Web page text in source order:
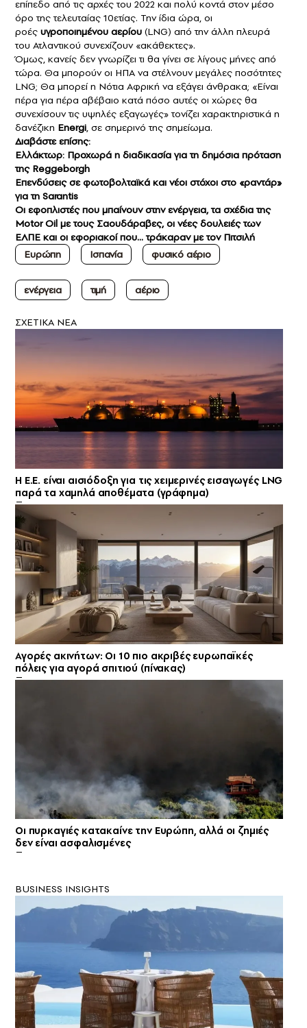
επίπεδο από τις αρχές του 2022 και πολύ κοντά στον μέσο
όρο της τελευταίας 10ετίας. Την ίδια ώρα, οι
ροές υγροποιημένου αερίου (LNG) από την άλλη πλευρά
του Ατλαντικού συνεχίζουν «ακάθεκτες».
Όμως, κανείς δεν γνωρίζει τι θα γίνει σε λίγους μήνες από
τώρα. Θα μπορούν οι ΗΠΑ να στέλνουν μεγάλες ποσότητες
LNG; Θα μπορεί η Νότια Αφρική να εξάγει άνθρακα; «Είναι
πέρα για πέρα αβέβαιο κατά πόσο αυτές οι χώρες θα
συνεχίσουν τις υψηλές εξαγωγές» τονίζει χαρακτηριστικά η
δανέζικη Energi, σε σημερινό της σημείωμα.
Διαβάστε επίσης:
Ελλάκτωρ: Προχωρά η διαδικασία για τη δημόσια πρόταση
της Reggeborgh
Επενδύσεις σε φωτοβολταϊκά και νέοι στόχοι στο «ραντάρ»
για τη Sarantis
Οι εφοπλιστές που μπαίνουν στην ενέργεια, τα σχέδια της
Motor Oil με τους Σαουδάραβες, οι νέες δουλειές των
ΕΛΠΕ και οι εφοριακοί που… τράκαραν με τον Πιτσιλή
Ευρώπη
Ισπανία φυσικό αέριο
ενέργεια τιμή αέριο
ΣXETIKA NEA
H E.E. είναι αισιόδοξη για τις χειμερινές εισαγωγές LNG
παρά τα χαμηλά αποθέματα (γράφημα)
Αγορές ακινήτων: Οι 10 πιο ακριβές ευρωπαϊκές
πόλεις για αγορά σπιτιού (πίνακας)
Οι πυρκαγιές κατακαίνε την Ευρώπη, αλλά οι ζημιές
δεν είναι ασφαλισμένες
BUSINESS INSIGHTS